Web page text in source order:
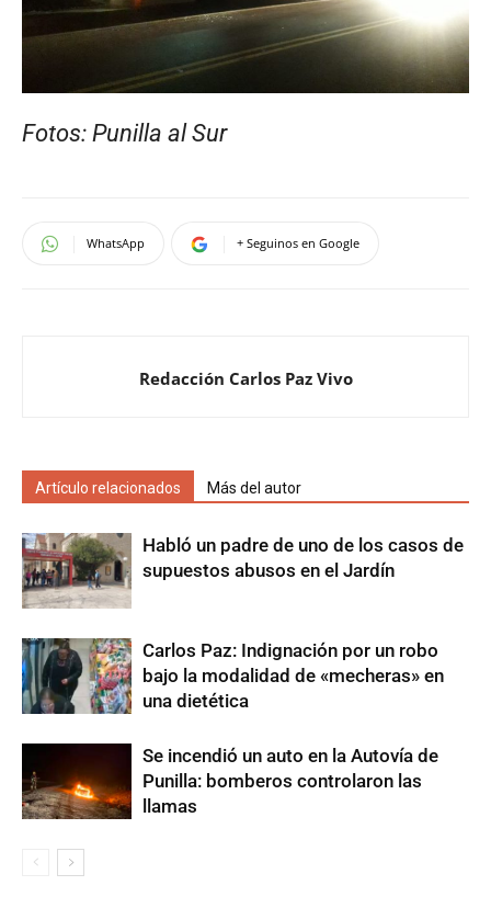
Fotos: Punilla al Sur
WhatsApp + Seguinos en Google
Redacción Carlos Paz Vivo
Artículo relacionados Más del autor
Habló un padre de uno de los casos de
supuestos abusos en el Jardín
Carlos Paz: Indignación por un robo
bajo la modalidad de «mecheras» en
una dietética
Se incendió un auto en la Autovía de
Punilla: bomberos controlaron las
llamas